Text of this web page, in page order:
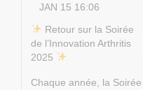
JAN 15 16:06
​ Retour sur la Soirée
de l’Innovation Arthritis
2025
Chaque année, la Soirée